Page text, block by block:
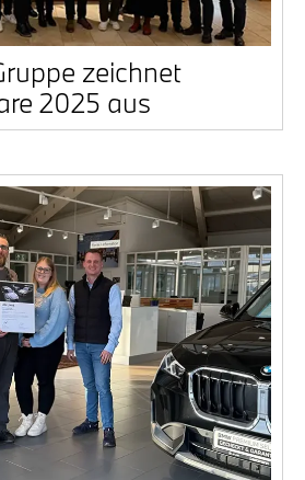
zeich­net
2025 aus